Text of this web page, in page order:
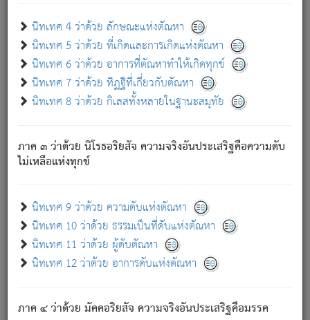
นิทเทศ 4 ว่าด้วย ลักษณะแห่งตัณหา
นิทเทศ 5 ว่าด้วย ที่เกิดและการเกิดแห่งตัณหา
นิทเทศ 6 ว่าด้วย อาการที่ตัณหาทำให้เกิดทุกข์
นิทเทศ 7 ว่าด้วย ทิฏฐิที่เกี่ยวกับตัณหา
นิทเทศ 8 ว่าด้วย กิเลสทั้งหลายในฐานะสมุทัย
ภาค ๓ ว่าด้วย นิโรธอริยสัจ ความจริงอันประเสริฐคือความดับ
ไม่เหลือแห่งทุกข์
นิทเทศ 9 ว่าด้วย ความดับแห่งตัณหา
นิทเทศ 10 ว่าด้วย ธรรมเป็นที่ดับแห่งตัณหา
นิทเทศ 11 ว่าด้วย ผู้ดับตัณหา
นิทเทศ 12 ว่าด้วย อาการดับแห่งตัณหา
ภาค ๔ ว่าด้วย มัคคอริยสัจ ความจริงอันประเสริฐคือมรรค
อย่างนี้อยู่; เขาย่อมละภวตัณหาได้ และไม่เพลิดเพลินวิภวตัณหา
ด้วย.
ความดับเพราะความสำรอกไม่เหลือ (แห่งภพทั้งหลาย)
เพราะความสิ้นไปแห่งตัณหาโดยประการทั้งปวง นั้นคือ
นิพพาน.
ภพใหม่ย่อมไม่มีแก่ภิกษุนั้น ผู้ดับเย็นสนิทแล้ว เพราะไม่มี
ภิกษุนั้น เป็นผู้ครอบงำมารได้แล้ว ชนะสงครามแล้ว ก้าวล่วง
ภพทั้งหลายทั้งปวงได้แล้ว เป็นผู้คงที่ (คือไม่เปลี่ยนแปลงอีกต่อ
- อุ.ขุ. ๒๕/๑๒๑/๘๔.
(ข้อความนี้ เป็นพระพุทธอุทานที่ทรงเปล่งออก ที่โคนต้นโพธิ์
เป็นที่ตรัสรู้ เมื่อตรัสรู้แล้วได้ 7 วัน)